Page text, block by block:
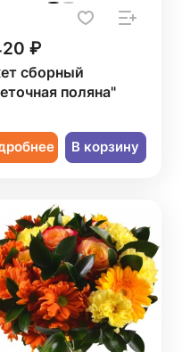
₽
сборный
поляна"
В корзину